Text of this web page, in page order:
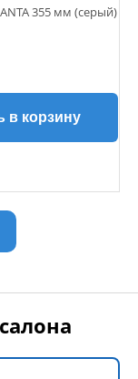
355 мм (серый)
в корзину